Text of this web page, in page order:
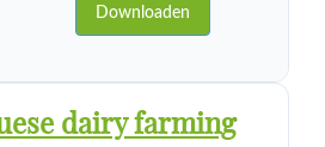
Downloaden
dairy farming